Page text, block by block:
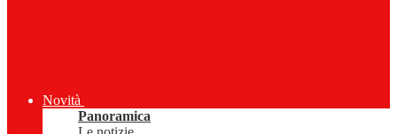
Novità
Panoramica